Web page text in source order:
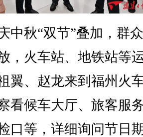
秋“双节”叠加，群
，火车站、地铁站等
翼、赵龙来到福州火
看候车大厅、旅客服
口等，详细询问节日